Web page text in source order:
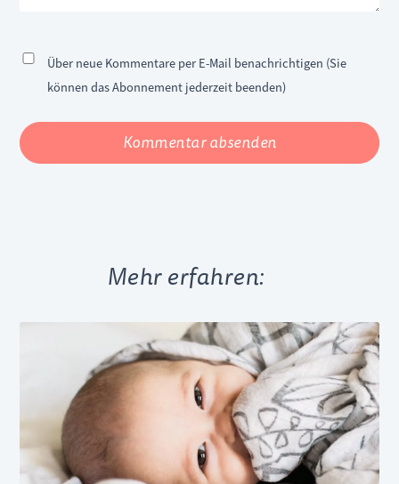
Über neue Kommentare per E-Mail benachrichtigen (Sie
können das Abonnement jederzeit beenden)
Kommentar absenden
Mehr erfahren: